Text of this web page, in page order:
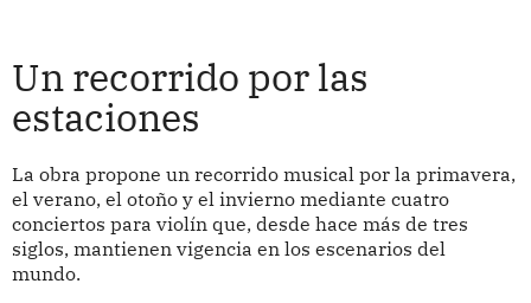
Un recorrido por las
estaciones
La obra propone un recorrido musical por la primavera,
el verano, el otoño y el invierno mediante cuatro
conciertos para violín que, desde hace más de tres
siglos, mantienen vigencia en los escenarios del
mundo.